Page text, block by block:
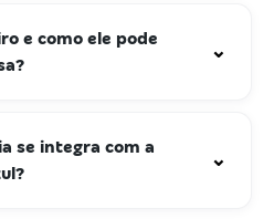
e como ele pode
⌄
se integra com a
⌄